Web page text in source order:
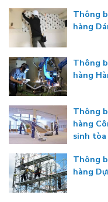
Thông
hàng
Thông
hàng
Thông
hàng
sinh tòa
Thông
hàng